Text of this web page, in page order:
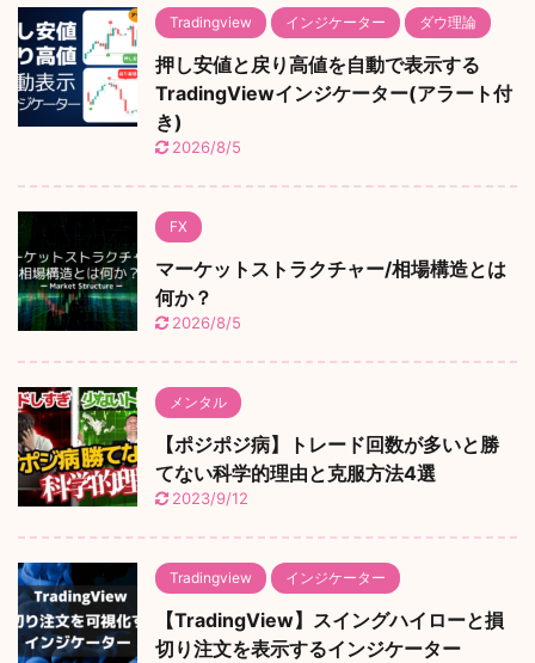
Tradingview インジケーター ダウ理論
押し安値と戻り高値を自動で表示する
TradingViewインジケーター(アラート付
き)
2026/8/5
FX
マーケットストラクチャー/相場構造とは
何か？
2026/8/5
メンタル
【ポジポジ病】トレード回数が多いと勝
てない科学的理由と克服方法4選
2023/9/12
Tradingview インジケーター
【TradingView】スイングハイローと損
切り注文を表示するインジケーター